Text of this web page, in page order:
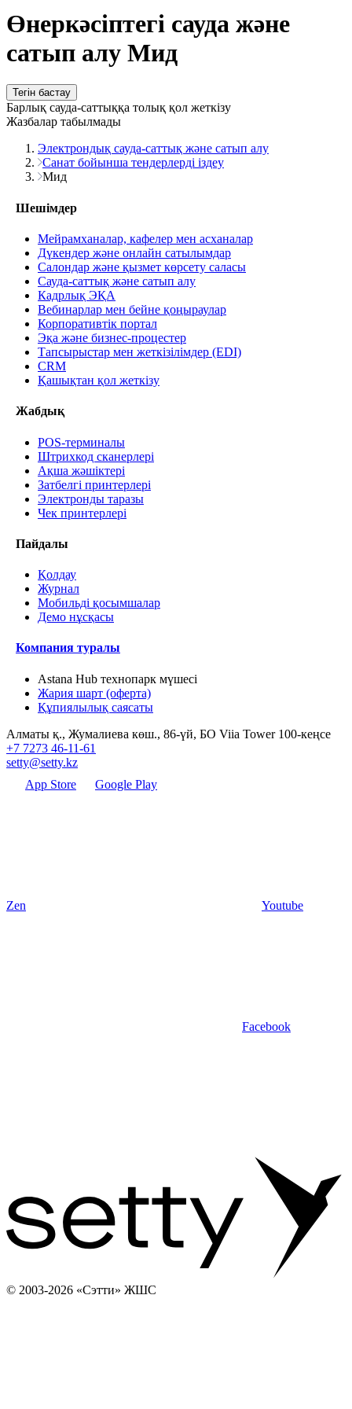
Өнеркәсіптегі сауда және
сатып алу Мид
Тегін бастау
Барлық сауда-саттыққа толық қол жеткізу
Жазбалар табылмады
Электрондық сауда-саттық және сатып алу
Санат бойынша тендерлерді іздеу
Мид
Шешімдер
Мейрамханалар, кафелер мен асханалар
Дүкендер және онлайн сатылымдар
Салондар және қызмет көрсету саласы
Сауда-саттық және сатып алу
Кадрлық ЭҚА
Вебинарлар мен бейне қоңыраулар
Корпоративтік портал
Эқа және бизнес-процестер
Тапсырыстар мен жеткізілімдер (EDI)
CRM
Қашықтан қол жеткізу
Жабдық
POS-терминалы
Штрихкод сканерлері
Ақша жәшіктері
Затбелгі принтерлері
Электронды таразы
Чек принтерлері
Пайдалы
Қолдау
Журнал
Мобильді қосымшалар
Демо нұсқасы
Компания туралы
Astana Hub технопарк мүшесі
Жария шарт (оферта)
Құпиялылық саясаты
Алматы қ., Жумалиева көш., 86-үй, БО Viia Tower 100-кеңсе
+7 7273 46-11-61
setty@setty.kz
App Store
Google Play
Zen Youtube
Facebook
© 2003-2026 «Сэтти» ЖШС